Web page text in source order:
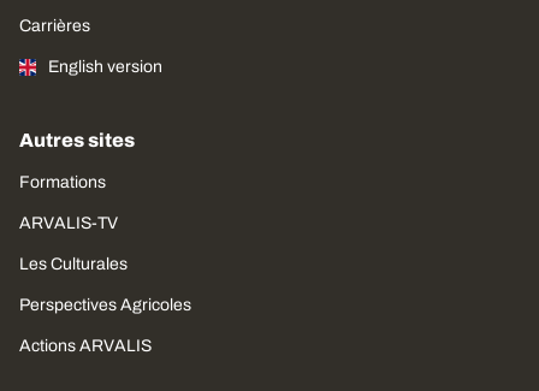
Carrières
English version
Autres sites
Formations
ARVALIS-TV
Les Culturales
Perspectives Agricoles
Actions ARVALIS